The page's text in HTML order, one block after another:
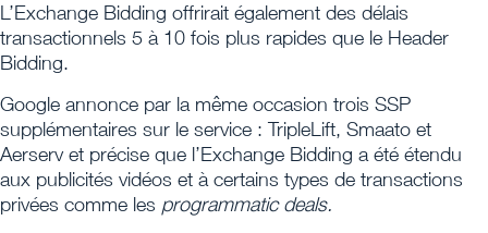
L’Exchange Bidding offrirait également des délais
transactionnels 5 à 10 fois plus rapides que le Header
Bidding.
Google annonce par la même occasion trois SSP
supplémentaires sur le service : TripleLift, Smaato et
Aerserv et précise que l’Exchange Bidding a été étendu
aux publicités vidéos et à certains types de transactions
privées comme les programmatic deals.